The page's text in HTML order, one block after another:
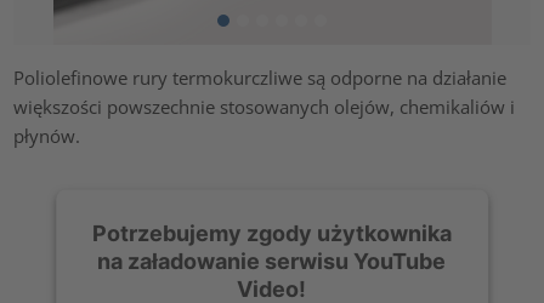
Poliolefinowe rury termokurczliwe są odporne na działanie
większości powszechnie stosowanych olejów, chemikaliów i
płynów.
Potrzebujemy zgody użytkownika
na załadowanie serwisu YouTube
Video!